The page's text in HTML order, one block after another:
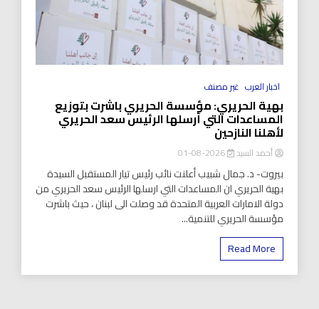
اخبار العرب غير مصنف
بهية الحريري: مؤسسة الحريري باشرت بتوزيع
المساعدات التي أرسلها الرئيس سعد الحريري
لأهلنا النازحين
أحمد السيد 2026-08-01
بيروت- د. جمال شبيب أعلنت نائب رئيس تيار المستقبل السيدة
بهية الحريري ان المساعدات التي ارسلها الرئيس سعد الحريري من
دولة الامارات العربية المتحدة قد وصلت الى لبنان ، حيث باشرت
مؤسسة الحريري للتنمية...
Read More